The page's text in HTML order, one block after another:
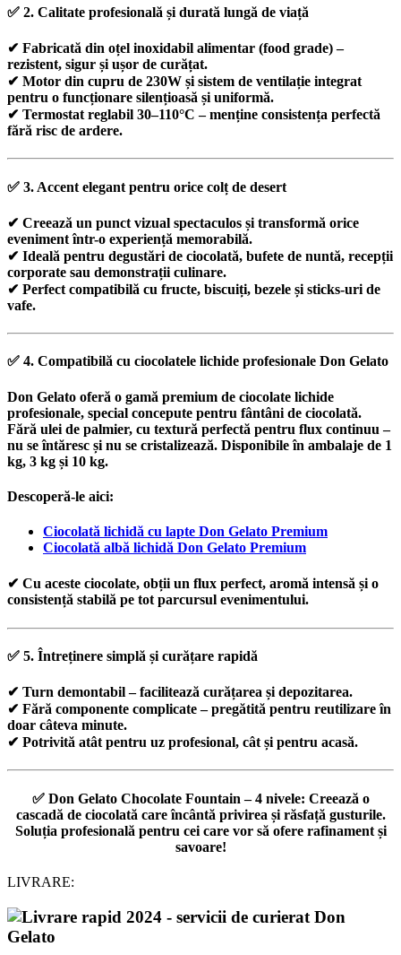
✅ 2. Calitate profesională și durată lungă de viață
✔ Fabricată din oțel inoxidabil alimentar (food grade)–
rezistent, sigur și ușor de curățat.
✔ Motor din cupru de 230W și sistem de ventilație integrat
pentru o funcționare silențioasă și uniformă.
✔ Termostat reglabil 30–110°C – menține consistența perfectă
fără risc de ardere.
✅ 3. Accent elegant pentru orice colț de desert
✔ Creează un punct vizual spectaculos și transformă orice
eveniment într-o experiență memorabilă.
✔ Ideală pentru degustări de ciocolată, bufete de nuntă, recepții
corporate sau demonstrații culinare.
✔ Perfect compatibilă cu fructe, biscuiți, bezele și sticks-uri de
vafe.
✅ 4. Compatibilă cu ciocolatele lichide profesionale Don Gelato
Don Gelato oferă o gamă premium de ciocolate lichide
profesionale, special concepute pentru fântâni de ciocolată.
Fără ulei de palmier, cu textură perfectă pentru flux continuu –
nu se întăresc și nu se cristalizează. Disponibile în ambalaje de 1
kg, 3 kg și 10 kg.
Descoperă-le aici:
Ciocolată lichidă cu lapte Don Gelato Premium
Ciocolată albă lichidă Don Gelato Premium
✔ Cu aceste ciocolate, obțiiun flux perfect, aromă intensă și o
consistență stabilă pe tot parcursul evenimentului.
✅ 5. Întreținere simplă și curățare rapidă
✔ Turn demontabil – facilitează curățarea și depozitarea.
✔ Fără componente complicate – pregătită pentru reutilizare în
doar câteva minute.
✔ Potrivită atât pentru uz profesional, cât și pentru acasă.
✅ Don Gelato Chocolate Fountain – 4 nivele: Creează o
cascadă de ciocolată care încântă privirea și răsfață gusturile.
Soluția profesională pentru cei care vor să ofere rafinament și
savoare!
LIVRARE: